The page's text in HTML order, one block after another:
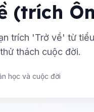
(trích
trích 'Trở về' từ
thách cuộc đời.
học và cuộc đời